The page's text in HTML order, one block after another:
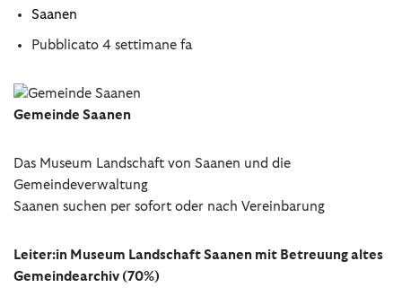
Saanen
Pubblicato 4 settimane fa
Gemeinde Saanen
Das Museum Landschaft von Saanen und die
Gemeindeverwaltung
Saanen suchen per sofort oder nach Vereinbarung
Leiter:in Museum Landschaft Saanen mit Betreuung altes
Gemeindearchiv (70%)